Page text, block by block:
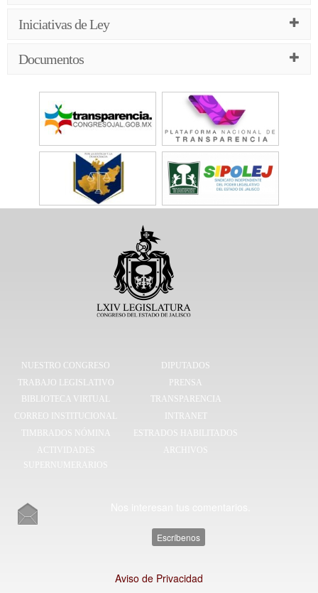
Iniciativas de Ley
Documentos
NUESTRO CONGRESO
DIPUTADOS
TRABAJO LEGISLATIVO
PRENSA
BIBLIOTECA VIRTUAL
TRANSPARENCIA
CORREO INSTITUCIONAL
INTRANET
TIMBRADOS NÓMINA
ESTRADOS HABILITADOS
ACTIVIDADES
SUPERNUMERARIOS
ARCHIVOS
Escríbenos
Aviso de Privacidad